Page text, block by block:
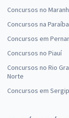
Concursos no
Concursos na Paraíba
Concursos em
Concursos no Piauí
Concursos no Rio
Norte
Concursos em